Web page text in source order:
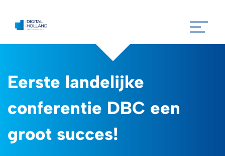
Eerste landelijke
conferentie DBC een
groot succes!